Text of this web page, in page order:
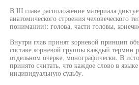
В Ш главе расположение материала
анатомического строения человеческого
понимании): голова, части головы,
Внутри глав принят корневой принцип
составе корневой группы каждый термин
отдельном очерке, монографически. В
принято считать, что каждое слово в
индивидуальную судьбу.